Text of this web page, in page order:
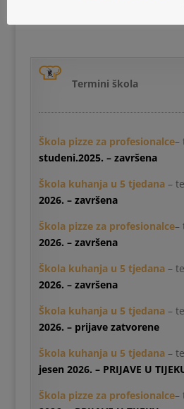
cijena:
980,00 €
Termini škola
Škola pizze za profesionalce–
studeni.2025. – završena
Škola kuhanja u 5 tjedana–
2026. – završena
Škola pizze za profesionalce–
2026. – završena
Škola kuhanja u 5 tjedana–
2026. – završena
Škola kuhanja u 5 tjedana–
2026. – prijave zatvorene
Škola kuhanja u 5 tjedana–
jesen 2026. – PRIJAVE U
Škola pizze za profesionalce–